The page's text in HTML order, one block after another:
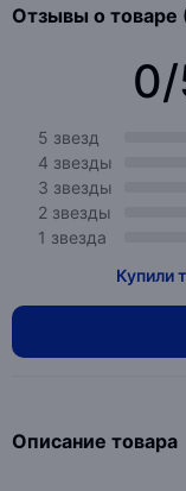
Отзывы о товаре
5 звезд
4 звезды
3 звезды
2 звезды
1 звезда
Купили
Описание товара